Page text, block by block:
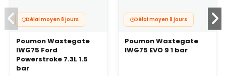
Délai moyen 8 jours
Poumon Wastegate
IWG75 Ford
Powerstroke 7.3L 1.5
bar
Délai moyen 8 jours
Poumon Wastegate
IWG75 EVO 9 1 bar